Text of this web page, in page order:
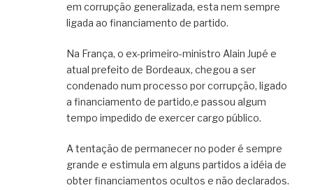
em corrupção generalizada, esta nem sempre
ligada ao financiamento de partido.
Na França, o ex-primeiro-ministro Alain Jupé e
atual prefeito de Bordeaux, chegou a ser
condenado num processo por corrupção, ligado
a financiamento de partido,e passou algum
tempo impedido de exercer cargo público.
A tentação de permanecer no poder é sempre
grande e estimula em alguns partidos a idéia de
obter financiamentos ocultos e não declarados.